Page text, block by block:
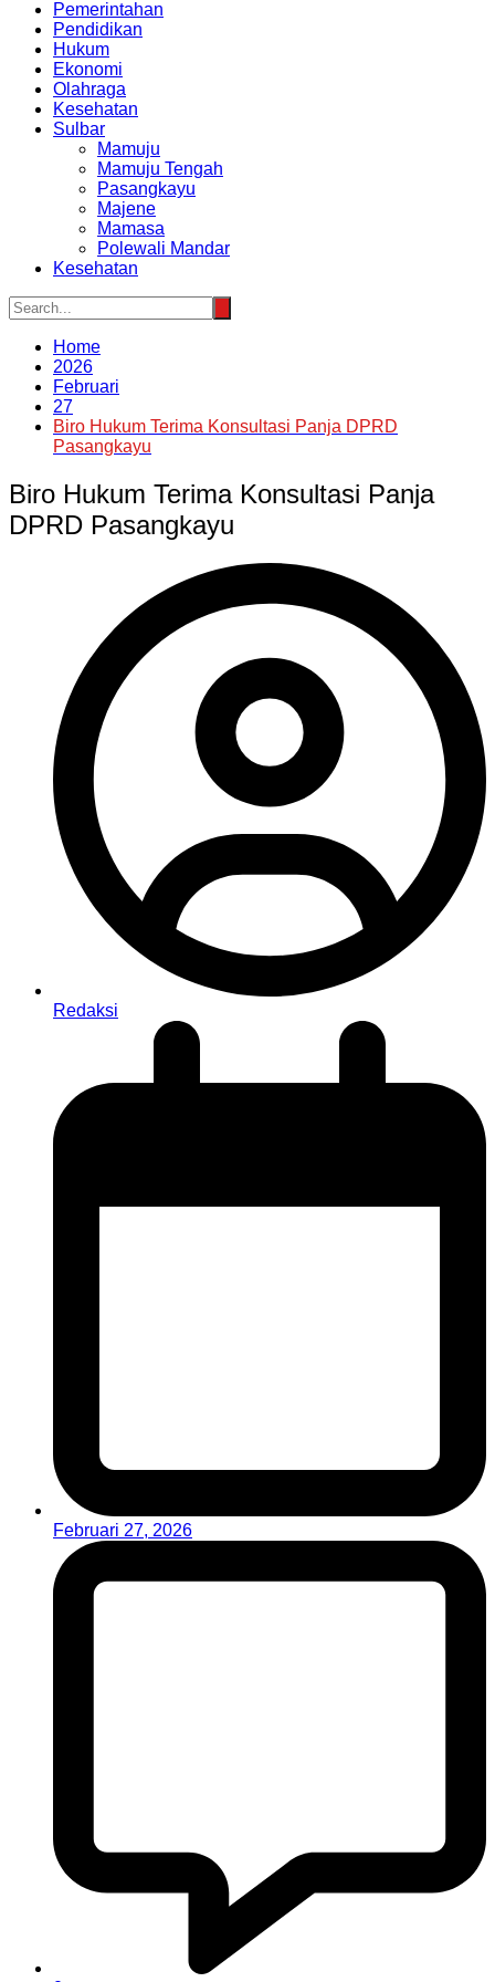
Pemerintahan
Pendidikan
Hukum
Ekonomi
Olahraga
Kesehatan
Sulbar
Mamuju
Mamuju Tengah
Pasangkayu
Majene
Mamasa
Polewali Mandar
Kesehatan
Home
2026
Februari
27
Biro Hukum Terima Konsultasi Panja DPRD
Pasangkayu
Biro Hukum Terima Konsultasi Panja
DPRD Pasangkayu
Redaksi
Februari 27, 2026